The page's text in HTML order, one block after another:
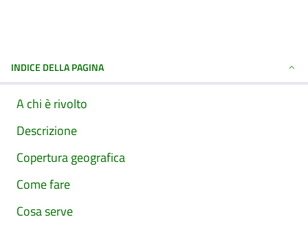
INDICE DELLA PAGINA
A chi è rivolto
Descrizione
Copertura geografica
Come fare
Cosa serve